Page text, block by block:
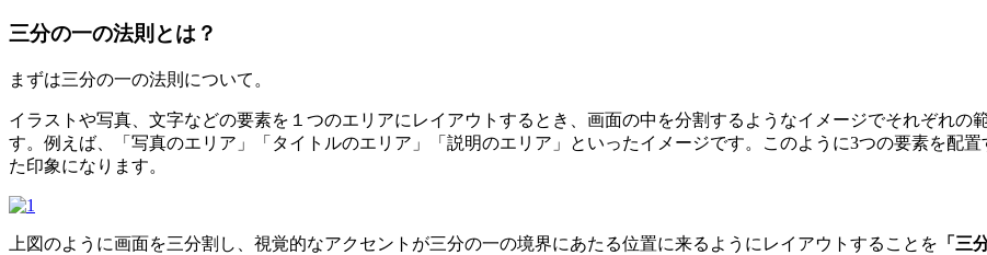
三分の一の法則とは？
まずは三分の一の法則について。
イラストや写真、文字などの要素を１つのエリアにレイアウトするとき、画面の中を分割するようなイメージでそれぞれの
す。例えば、「写真のエリア」「タイトルのエリア」「説明のエリア」といったイメージです。このように3つの要素を配
た印象になります。
上図のように画面を三分割し、視覚的なアクセントが三分の一の境界にあたる位置に来るようにレイアウトすることを 「三